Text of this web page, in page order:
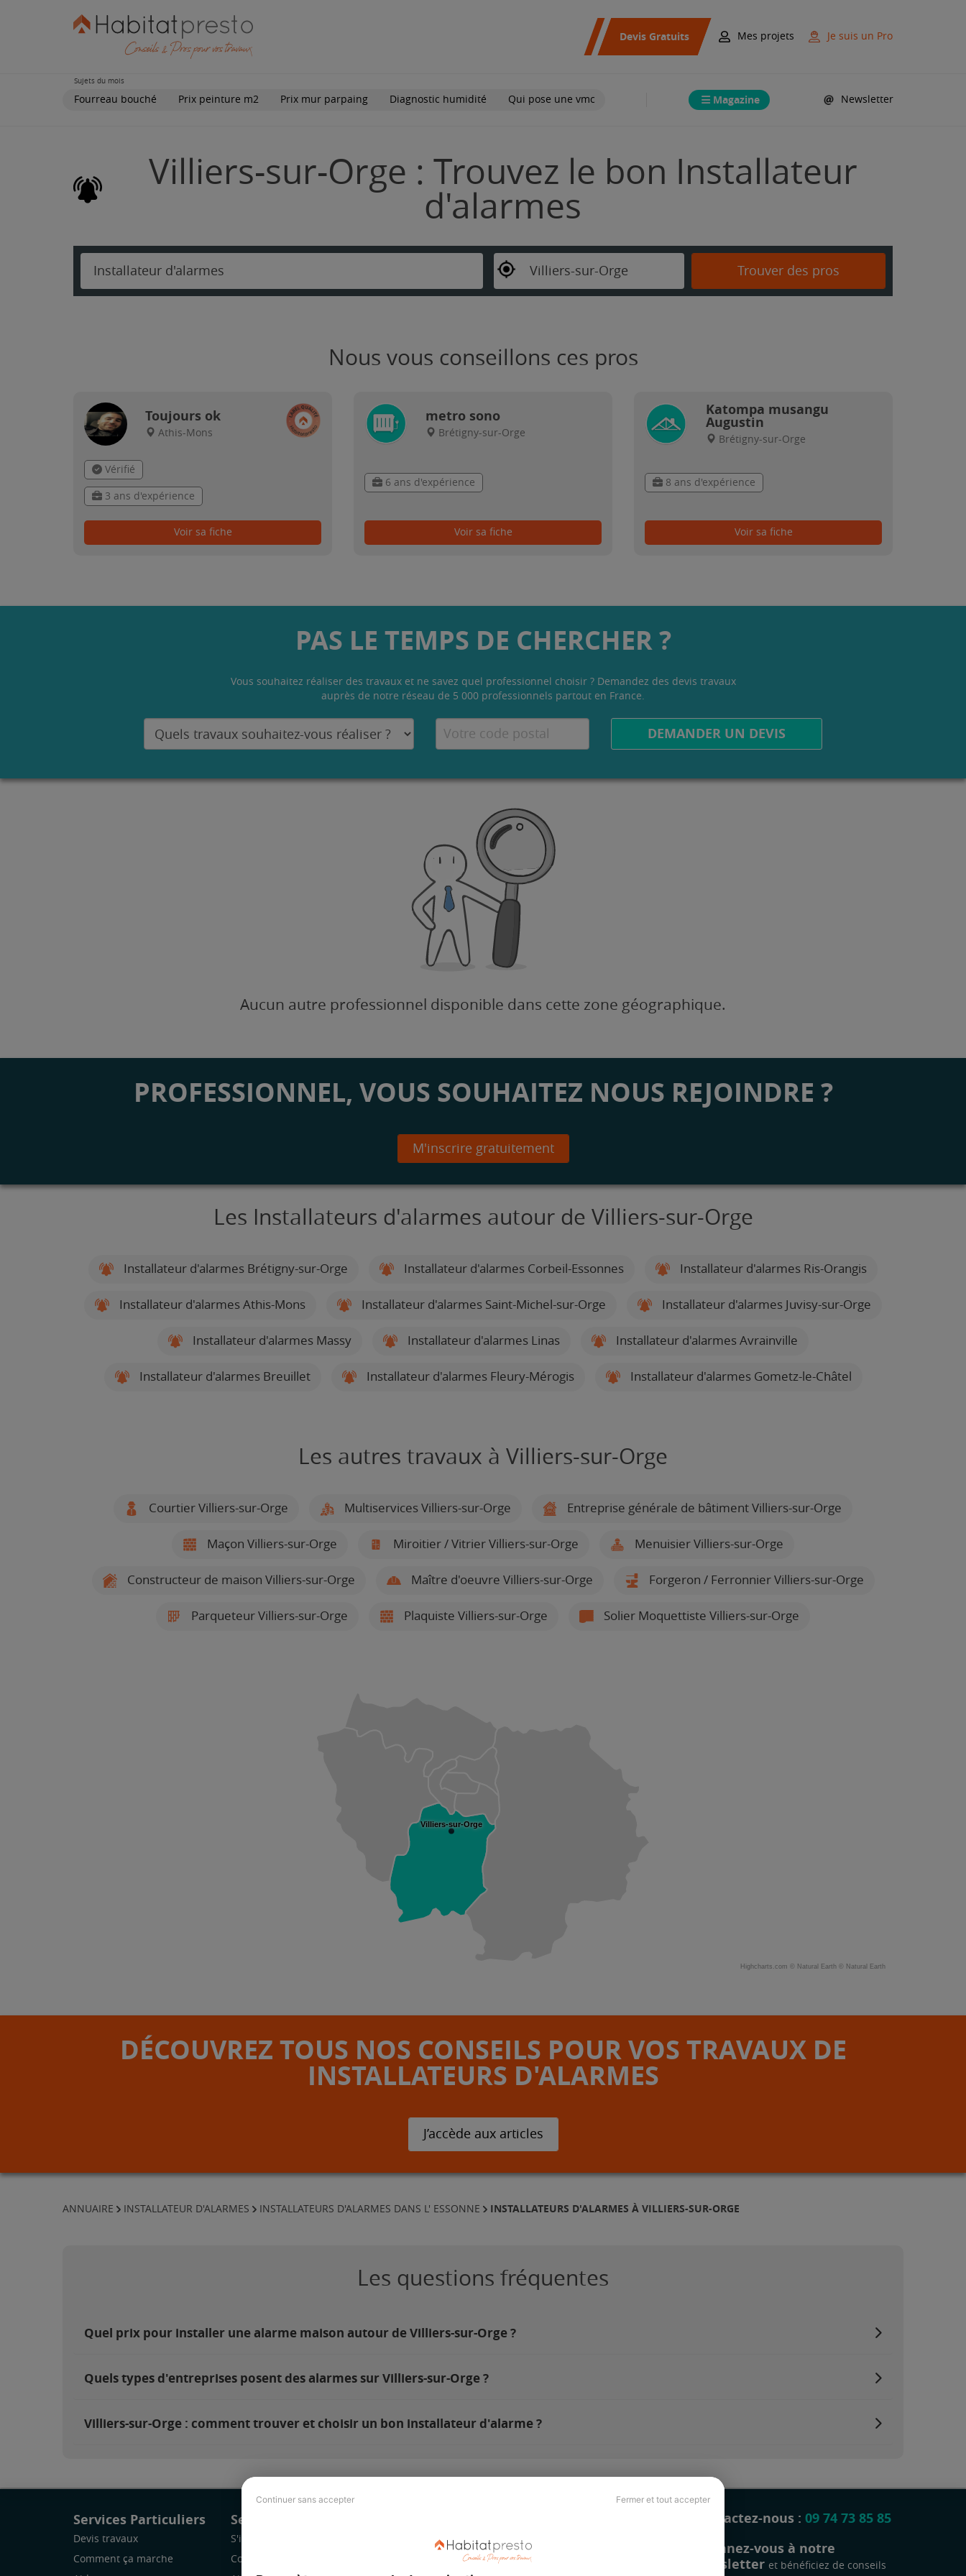
Continuer sans accepter Fermer et tout accepter
Devis Gratuits Mes projets Je suis un Pro
Sujets du mois
Fourreau bouché Prix peinture m2 Prix mur parpaing Diagnostic humidité Qui pose une vmc Magazine Newsletter
Villiers-sur-Orge : Trouvez le bon Installateur
d'alarmes
Installateur d'alarmes Villiers-sur-Orge Trouver des pros
Nous vous conseillons ces pros
Toujours ok
Athis-Mons
Vérifié
3 ans d'expérience
Voir sa fiche
metro sono
Brétigny-sur-Orge
6 ans d'expérience
Voir sa fiche
Katompa musangu
Augustin
Brétigny-sur-Orge
8 ans d'expérience
Voir sa fiche
PAS LE TEMPS DE CHERCHER ?
Vous souhaitez réaliser des travaux et ne savez quel professionnel choisir ? Demandez des devis travaux
auprès de notre réseau de 5 000 professionnels partout en France.
DEMANDER UN DEVIS
Aucun autre professionnel disponible dans cette zone géographique.
PROFESSIONNEL, VOUS SOUHAITEZ NOUS REJOINDRE ?
M'inscrire gratuitement
Les Installateurs d'alarmes autour de Villiers-sur-Orge
Installateur d'alarmes Brétigny-sur-Orge Installateur d'alarmes Corbeil-Essonnes Installateur d'alarmes Ris-Orangis
Installateur d'alarmes Athis-Mons Installateur d'alarmes Saint-Michel-sur-Orge Installateur d'alarmes Juvisy-sur-Orge
Installateur d'alarmes Massy Installateur d'alarmes Linas Installateur d'alarmes Avrainville
Installateur d'alarmes Breuillet Installateur d'alarmes Fleury-Mérogis Installateur d'alarmes Gometz-le-Châtel
Les autres travaux à Villiers-sur-Orge
Courtier Villiers-sur-Orge Multiservices Villiers-sur-Orge Entreprise générale de bâtiment Villiers-sur-Orge
Maçon Villiers-sur-Orge Miroitier / Vitrier Villiers-sur-Orge Menuisier Villiers-sur-Orge
Constructeur de maison Villiers-sur-Orge Maître d'oeuvre Villiers-sur-Orge Forgeron / Ferronnier Villiers-sur-Orge
Parqueteur Villiers-sur-Orge Plaquiste Villiers-sur-Orge Solier Moquettiste Villiers-sur-Orge
Villiers-sur-Orge
Highcharts.com © Natural Earth © Natural Earth
DÉCOUVREZ TOUS NOS CONSEILS POUR VOS TRAVAUX DE
INSTALLATEURS D'ALARMES
J’accède aux articles
ANNUAIRE INSTALLATEUR D'ALARMES INSTALLATEURS D'ALARMES DANS L' ESSONNE INSTALLATEURS D'ALARMES À VILLIERS-SUR-ORGE
Les questions fréquentes
Quel prix pour installer une alarme maison autour de Villiers-sur-Orge ?
Quels types d'entreprises posent des alarmes sur Villiers-sur-Orge ?
Villiers-sur-Orge : comment trouver et choisir un bon installateur d'alarme ?
Services Particuliers
Devis travaux
Comment ça marche
Services Pro
S'inscrire
Comment ça marche
Revue de presse
Contactez-nous : 09 74 73 85 85
Abonnez-vous à notre
newsletter et bénéficiez de conseils